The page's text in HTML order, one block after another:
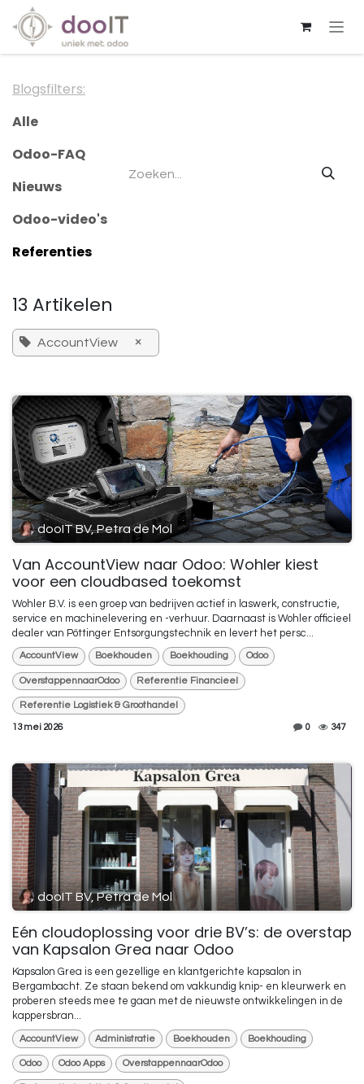
Overslaan naar inhoud
Blogsfilters:
Alle
Odoo-FAQ
Nieuws
Odoo-video's
Referenties
13 Artikelen
AccountView ×
dooIT BV, Petra de Mol
Van AccountView naar Odoo: Wohler kiest
voor een cloudbased toekomst
Wohler B.V. is een groep van bedrijven actief in laswerk, constructie,
service en machinelevering en -verhuur. Daarnaast is Wohler officieel
dealer van Pöttinger Entsorgungstechnik en levert het persc...
AccountView Boekhouden Boekhouding Odoo
OverstappennaarOdoo Referentie Financieel
Referentie Logistiek & Groothandel
13 mei 2026 0 347
dooIT BV, Petra de Mol
Eén cloudoplossing voor drie BV’s: de overstap
van Kapsalon Grea naar Odoo
Kapsalon Grea is een gezellige en klantgerichte kapsalon in
Bergambacht. Ze staan bekend om vakkundig knip- en kleurwerk en
proberen steeds mee te gaan met de nieuwste ontwikkelingen in de
kappersbran...
AccountView Administratie Boekhouden Boekhouding
Odoo Odoo Apps OverstappennaarOdoo